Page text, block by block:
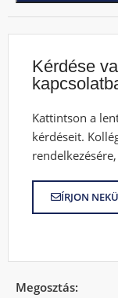
Kérdése
Kattintson a
kérdéseit.
ÍRJON
Megosztás: